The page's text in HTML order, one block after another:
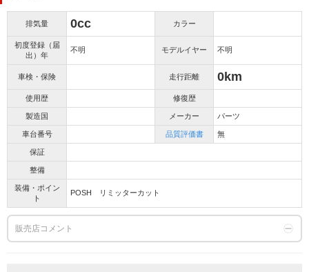
排気量 0cc カラー
初度登録（届
出）年
不明 モデルイヤー 不明
車検・保険 走行距離 0km
使用歴 修復歴
製造国 メーカー パーツ
車台番号 品質評価書 無
保証
整備
装備・ポイン
ト
POSH リミッターカット
販売店コメント